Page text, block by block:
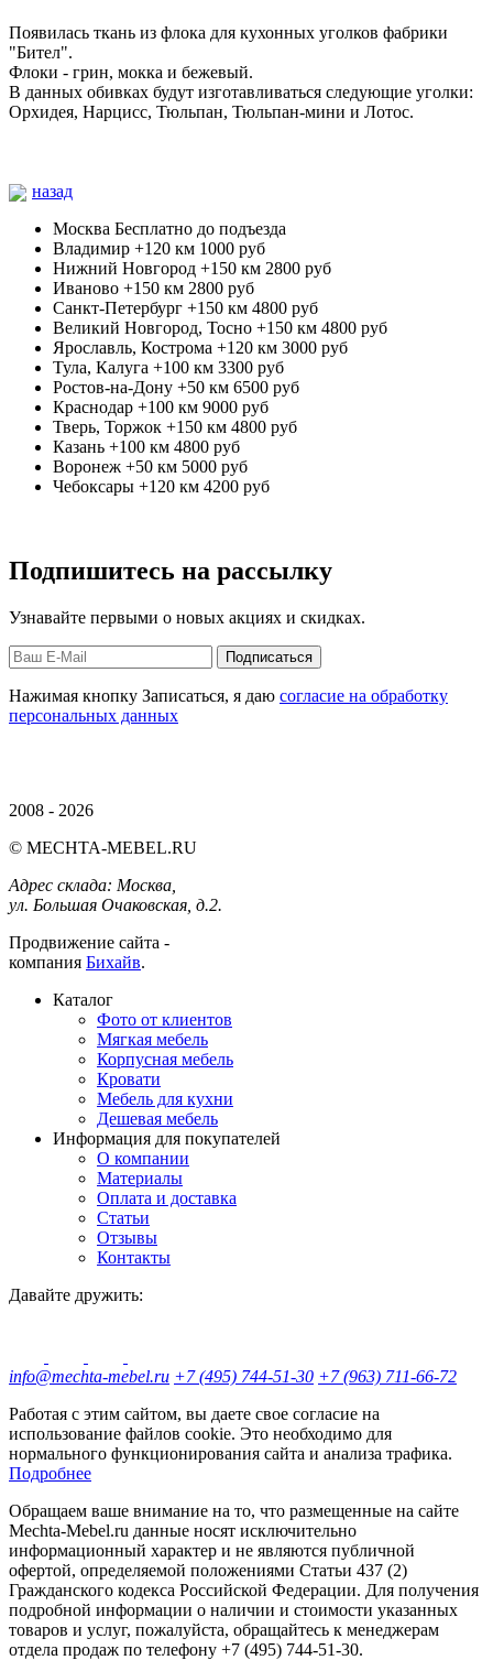
Появилась ткань из флока для кухонных уголков фабрики
"Бител".
Флоки - грин, мокка и бежевый.
В данных обивках будут изготавливаться следующие уголки:
Орхидея, Нарцисс, Тюльпан, Тюльпан-мини и Лотос.
назад
Москва Бесплатно до подъезда
Владимир +120 км 1000 руб
Нижний Новгород +150 км 2800 руб
Иваново +150 км 2800 руб
Санкт-Петербург +150 км 4800 руб
Великий Новгород, Тосно +150 км 4800 руб
Ярославль, Кострома +120 км 3000 руб
Тула, Калуга +100 км 3300 руб
Ростов-на-Дону +50 км 6500 руб
Краснодар +100 км 9000 руб
Тверь, Торжок +150 км 4800 руб
Казань +100 км 4800 руб
Воронеж +50 км 5000 руб
Чебоксары +120 км 4200 руб
Подпишитесь на рассылку
Узнавайте первыми о новых акциях и скидках.
Нажимая кнопку Записаться, я даю согласие на обработку
персональных данных
2008 - 2026
© MECHTA-MEBEL.RU
Адрес склада: Москва,
ул. Большая Очаковская, д.2.
Продвижение сайта -
компания Бихайв.
Каталог
Фото от клиентов
Мягкая мебель
Корпусная мебель
Кровати
Мебель для кухни
Дешевая мебель
Информация для покупателей
О компании
Материалы
Оплата и доставка
Статьи
Отзывы
Контакты
Давайте дружить:
info@mechta-mebel.ru +7 (495) 744-51-30 +7 (963) 711-66-72
Работая с этим сайтом, вы даете свое согласие на
использование файлов cookie. Это необходимо для
нормального функционирования сайта и анализа трафика.
Подробнее
Обращаем ваше внимание на то, что размещенные на сайте
Mechta-Mebel.ru данные носят исключительно
информационный характер и не являются публичной
офертой, определяемой положениями Статьи 437 (2)
Гражданского кодекса Российской Федерации. Для получения
подробной информации о наличии и стоимости указанных
товаров и услуг, пожалуйста, обращайтесь к менеджерам
отдела продаж по телефону +7 (495) 744-51-30.